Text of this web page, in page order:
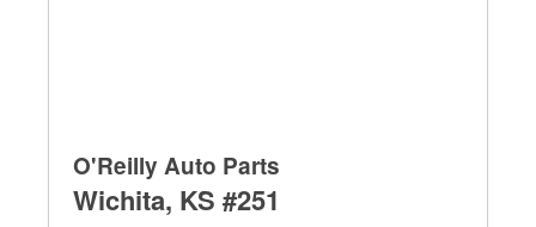
O'Reilly Auto Parts
Wichita, KS #251